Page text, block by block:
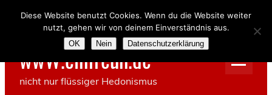
wwW.einfreun.de
nicht nur flüssiger Hedonismus
Diese Website benutzt Cookies. Wenn du die Website weiter
nutzt, gehen wir von deinem Einverständnis aus.
OK Nein Datenschutzerklärung